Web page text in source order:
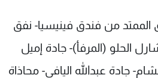
الساعة 6.00 ولغاية الساعة 22.45، على الطريق الممتد من فندق فينيسيا- نفق
الحلو (المرفأ)- جادة إميل
جادة عبدالله اليافي- محاذاة